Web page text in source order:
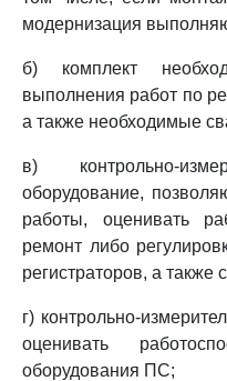
модернизация
б) комплект
выполнения работ по
а также необходимые
в) контрольно-
оборудование,
работы, оценивать
ремонт либо
регистраторов, а
г) контрольно-
оценивать
оборудования ПС;